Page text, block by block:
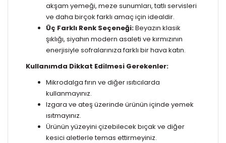
akşam yemeği, meze sunumları, tatlı servisleri
ve daha birçok farklı amaç için idealdir.
Üç Farklı Renk Seçeneği:Beyazın klasik
şıklığı, siyahın modern asaleti ve kırmızının
enerjisiyle sofralarınıza farklı bir hava katın.
Kullanımda Dikkat Edilmesi Gerekenler:
Mikrodalga fırın ve diğer ısıtıcılarda
kullanmayınız.
Izgara ve ateş üzerinde ürünün içinde yemek
ısıtmayınız.
Ürünün yüzeyini çizebilecek bıçak ve diğer
kesici aletlerle temas ettirmeyiniz.